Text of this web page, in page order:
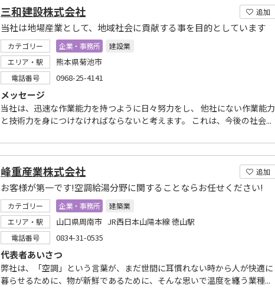
追加
三和建設株式会社
当社は地場産業として、地域社会に貢献する事を目的としています
カテゴリー 企業・事務所
建設業
エリア・駅
熊本県菊池市
電話番号 0968-25-4141
メッセージ
当社は、迅速な作業能力を持つように日々努力をし、 他社にない作業能力
と技術力を身につけなければならないと考えます。 これは、今後の社会...
追加
峰重産業株式会社
お客様が第一です!空調給湯分野に関することならお任せください!
カテゴリー 企業・事務所
建築業
エリア・駅
山口県周南市 JR西日本山陽本線 徳山駅
電話番号 0834-31-0535
代表者あいさつ
弊社は、「空調」という言葉が、まだ世間に耳慣れない時から人が快適に
暮らせるために、物が新鮮であるために、そんな思いで温度を纏う業種...